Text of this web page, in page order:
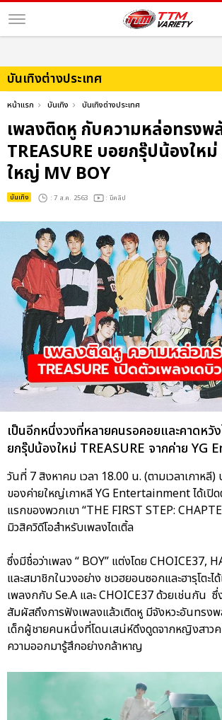
บันเทิงต่างประเทศ
หน้าแรก บันเทิง บันเทิงต่างประเทศ
เพลงติดหู กับความหล่อทรงพ
TREASURE บอยกรุ๊ปน้องให
ใหญ่ MV BOY
บันเทิง : 7 ส.ค. 2563 : มีคลิป
เป็นอีกหนึ่งวงที่หลายคนรอคอยและคาดหวั
ยกรุ๊ปน้องใหม่ TREASURE จากค่าย YG
วันที่ 7 สิงหาคม เวลา 18.00 น. (ตามเวลาเกาห
ของค่ายใหญ่เกาหลี YG Entertainment ได้เปิ
แรกของพวกเขา “THE FIRST STEP:
มิวสิควิดีโอสำหรับเพลงไตเติ้ล
ซึ่งมีชื่อว่าเพลง “ BOY” แต่งโดย CHOICE37,
และสมาชิกในวงอย่าง ชเวฮยอนซอกและฮารุโตะไ
เพลงกกับ Se.A และ CHOICE37 ด้วยเช่นกัน ซึ่
สัมผัสถึงการฟังเพลงแล้วเติดหู มีจังหวะอันทรง
เด็กผู้ชายคนหนึ่งที่โดนเสน่ห์ดึงดูดจากหญิงสาว
ความออกมารู้สึกอย่างกล้าหาญ